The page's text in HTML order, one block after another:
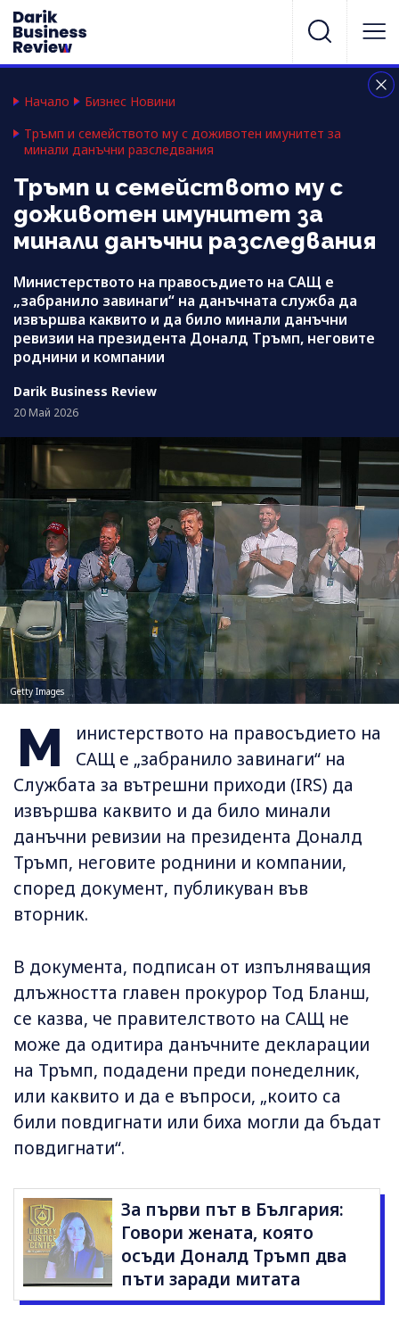
Начало
Бизнес Новини
Тръмп и семейството му с доживотен имунитет за
минали данъчни разследвания
Тръмп и семейството му с
доживотен имунитет за
минали данъчни разследвания
Министерството на правосъдието на САЩ е
„забранило завинаги“ на данъчната служба да
извършва каквито и да било минали данъчни
ревизии на президента Доналд Тръмп, неговите
роднини и компании
Darik Business Review
20 Май 2026
Getty Images
М
инистерството на правосъдието на
САЩ е „забранило завинаги“ на
Службата за вътрешни приходи (IRS) да
извършва каквито и да било минали
данъчни ревизии на президента Доналд
Тръмп, неговите роднини и компании,
според документ, публикуван във
вторник.
В документа, подписан от изпълняващия
длъжността главен прокурор Тод Бланш,
се казва, че правителството на САЩ не
може да одитира данъчните декларации
на Тръмп, подадени преди понеделник,
или каквито и да е въпроси, „които са
били повдигнати или биха могли да бъдат
повдигнати“.
За първи път в България:
Говори жената, която
осъди Доналд Тръмп два
пъти заради митата